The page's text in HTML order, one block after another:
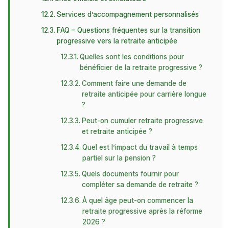
Services d’accompagnement personnalisés
FAQ – Questions fréquentes sur la transition
progressive vers la retraite anticipée
Quelles sont les conditions pour
bénéficier de la retraite progressive ?
Comment faire une demande de
retraite anticipée pour carrière longue
?
Peut-on cumuler retraite progressive
et retraite anticipée ?
Quel est l’impact du travail à temps
partiel sur la pension ?
Quels documents fournir pour
compléter sa demande de retraite ?
À quel âge peut-on commencer la
retraite progressive après la réforme
2026 ?